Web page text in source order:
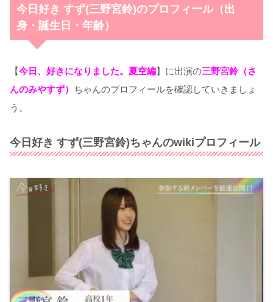
今日好き すず(三野宮鈴)のプロフィール（出
身・誕生日・年齢）
【今日、好きになりました。夏空編】に出演の三野宮鈴（さ
んのみやすず） ちゃんのプロフィールを確認していきましょ
う。
今日好き すず(三野宮鈴)ちゃんのwikiプロフィール